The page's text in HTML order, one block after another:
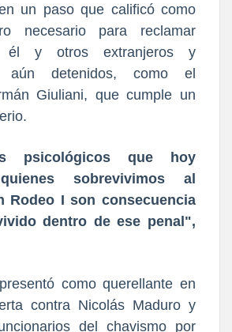
un paso que calificó como
necesario para reclamar
él y otros extranjeros y
aún detenidos, como el
Giuliani, que cumple un
psicológicos que hoy
sobrevivimos al
Rodeo I son consecuencia
dentro de ese penal",
como querellante en
contra Nicolás Maduro y
del chavismo por